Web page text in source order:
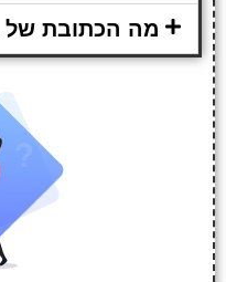
מה הכתובת של